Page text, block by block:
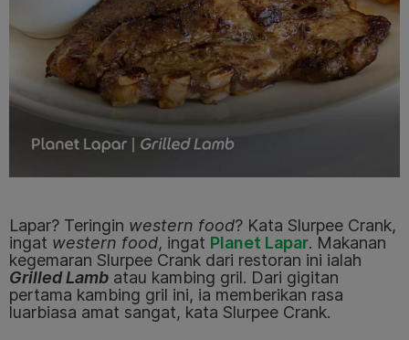
Lapar? Teringin western food? Kata Slurpee Crank,
ingat western food, ingat Planet Lapar. Makanan
kegemaran Slurpee Crank dari restoran ini ialah
Grilled Lamb atau kambing gril. Dari gigitan
pertama kambing gril ini, ia memberikan rasa
luarbiasa amat sangat, kata Slurpee Crank.